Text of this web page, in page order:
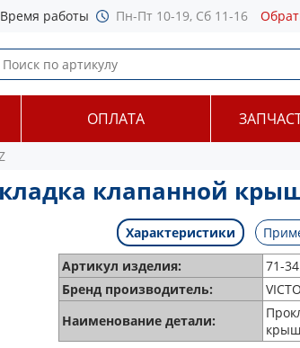
Время работы Пн-Пт 10-19, Сб 11-16
ОПЛАТА
клапанной
Характеристики
Артикул изделия:
71-
Бренд производитель:
Наименование детали: